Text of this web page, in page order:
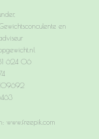
en
624 06
www.freepik.com